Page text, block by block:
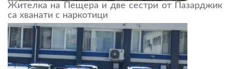
Жителка на Пещера и две сестри от Пазарджик
са хванати с наркотици